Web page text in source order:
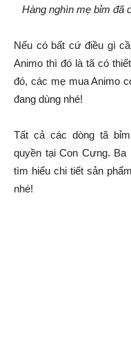
Hàng nghìn mẹ bỉm đã
Nếu có bất cứ điều gì
Animo thì đó là tã có
đó, các mẹ mua Animo
đang dùng nhé!
Tất cả các dòng tã
quyền tại Con Cưng.
tìm hiểu chi tiết sản
nhé!